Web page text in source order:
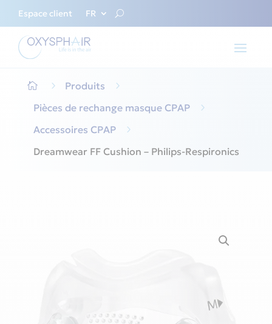
Espace client FR
 5 Produits
5
Pièces de rechange masque CPAP
5
Accessoires CPAP
5
Dreamwear FF Cushion – Philips-Respironics